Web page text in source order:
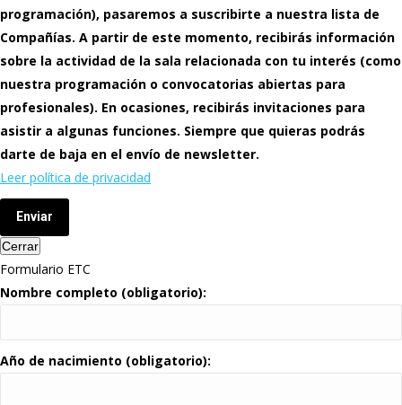
programación), pasaremos a suscribirte a nuestra lista de
Compañías. A partir de este momento, recibirás información
sobre la actividad de la sala relacionada con tu interés (como
nuestra programación o convocatorias abiertas para
profesionales). En ocasiones, recibirás invitaciones para
asistir a algunas funciones. Siempre que quieras podrás
darte de baja en el envío de newsletter.
Leer política de privacidad
Enviar
Cerrar
Formulario ETC
Nombre completo (obligatorio):
Año de nacimiento (obligatorio):